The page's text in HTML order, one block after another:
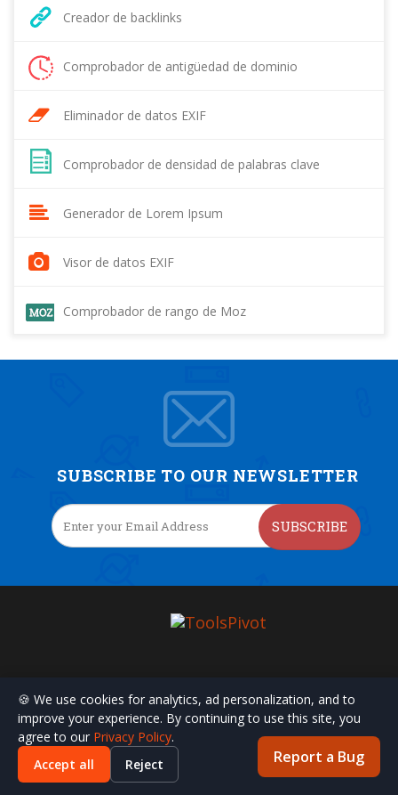
Creador de backlinks
Comprobador de antigüedad de dominio
Eliminador de datos EXIF
Comprobador de densidad de palabras clave
Generador de Lorem Ipsum
Visor de datos EXIF
Comprobador de rango de Moz
Report a Bug
SUBSCRIBE TO OUR NEWSLETTER
SUBSCRIBE
CONTACT US
marketing@toolspivot.com
ADDRESS
Ward No.1, Nehuta, P.O - Kusha, P.S - Dobhi, Gaya, Bihar, India, 824220
🍪 We use cookies for analytics, ad personalization, and to
improve your experience. By continuing to use this site, you
agree to our Privacy Policy.
Accept all
Reject